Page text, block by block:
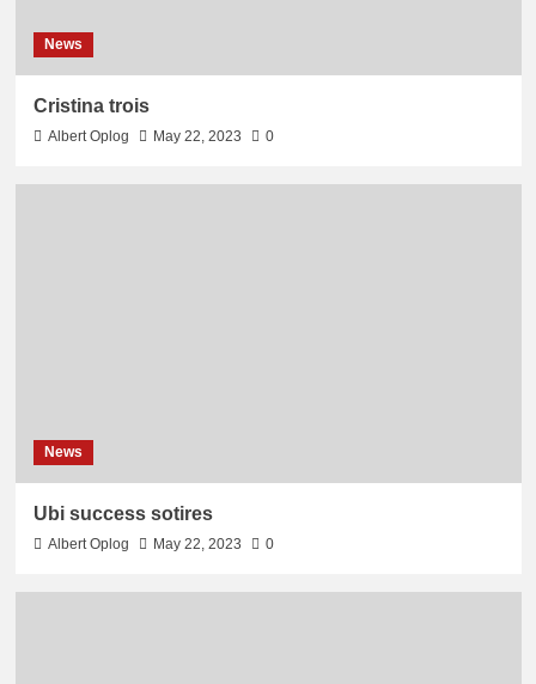
News
Cristina trois
Albert Oplog May 22, 2023 0
News
Ubi success sotires
Albert Oplog May 22, 2023 0